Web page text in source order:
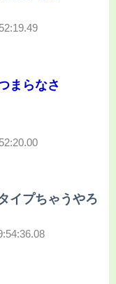
まらなさ
イプちゃうやろ